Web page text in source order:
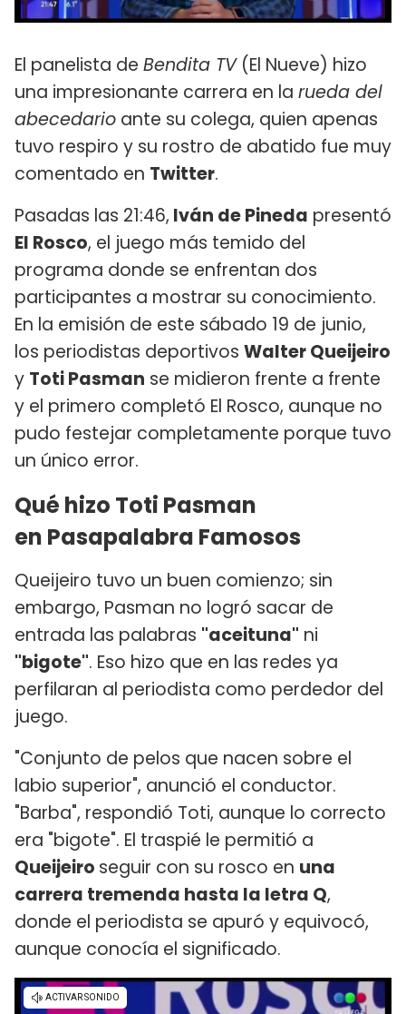
El panelista de Bendita TV(El Nueve) hizo
una impresionante carrera en la rueda del
abecedario ante su colega, quien apenas
tuvo respiro y su rostro de abatido fue muy
comentado en Twitter.
Pasadas las 21:46, Iván de Pineda presentó
El Rosco, el juego más temido del
programa donde se enfrentan dos
participantes a mostrar su conocimiento.
En la emisión de este sábado 19 de junio,
los periodistas deportivos Walter Queijeiro
y Toti Pasman se midieron frente a frente
y el primero completó El Rosco, aunque no
pudo festejar completamente porque tuvo
un único error.
Qué hizo Toti Pasman
en Pasapalabra Famosos
Queijeiro tuvo un buen comienzo; sin
embargo, Pasman no logró sacar de
entrada las palabras "aceituna" ni
"bigote". Eso hizo que en las redes ya
perfilaran al periodista como perdedor del
juego.
"Conjunto de pelos que nacen sobre el
labio superior", anunció el conductor.
"Barba", respondió Toti, aunque lo correcto
era "bigote". El traspié le permitió a
Queijeiro seguir con su rosco en una
carrera tremenda hasta la letra Q,
donde el periodista se apuró y equivocó,
aunque conocía el significado.